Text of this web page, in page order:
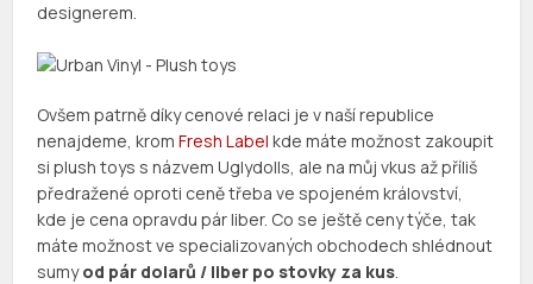
designerem.
Ovšem patrně díky cenové relaci je v naší republice
nenajdeme, kromFresh Label kde máte možnost zakoupit
si plush toys s názvem Uglydolls, ale na můj vkus až příliš
předražené oproti ceně třeba ve spojeném království,
kde je cena opravdu pár liber. Co se ještě ceny týče, tak
máte možnost ve specializovaných obchodech shlédnout
sumyod pár dolarů / liber po stovky za kus